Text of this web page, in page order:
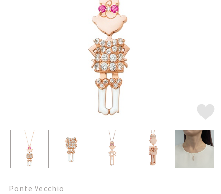
Ponte Vecchio